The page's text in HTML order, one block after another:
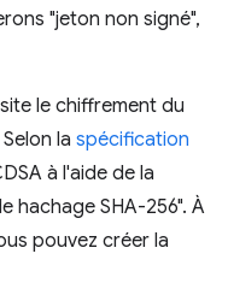
"jeton non signé",
le chiffrement du
la spécification
à l'aide de la
hachage SHA-256". À
pouvez créer la